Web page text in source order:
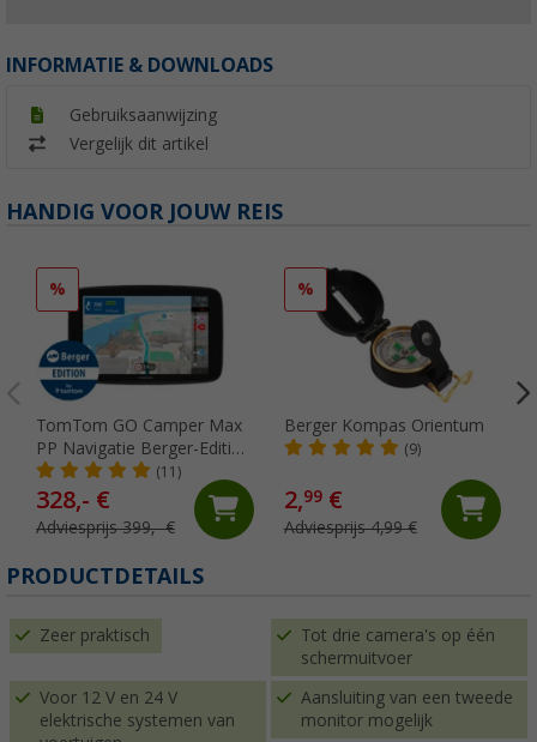
INFORMATIE & DOWNLOADS
Gebruiksaanwijzing
Vergelijk dit artikel
HANDIG VOOR JOUW REIS
%
TomTom GO Camper Max
PP Navigatie Berger-Edition
7 inch
(11)
328,- €
Adviesprijs 399,- €
%
Berger Kompas Orientum
(9)
2,99€
Adviesprijs 4,99 €
PRODUCTDETAILS
Zeer praktisch
Tot drie camera's op één
schermuitvoer
Voor 12 V en 24 V
elektrische systemen van
Aansluiting van een tweede
monitor mogelijk